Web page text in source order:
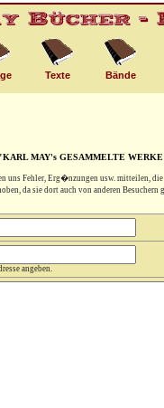
Texte Bände
MAY's GESAMMELTE
Fehler, Erg�nzungen usw. mitteilen,
da sie dort auch von anderen
angeben.